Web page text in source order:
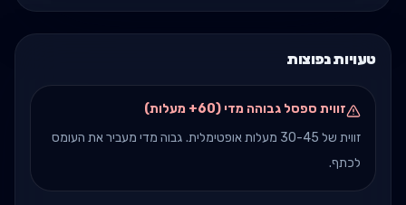
טעויות נפוצות
זווית ספסל גבוהה מדי (60+ מעלות)
זווית של 30-45 מעלות אופטימלית. גבוה מדי מעביר את העומס
לכתף.